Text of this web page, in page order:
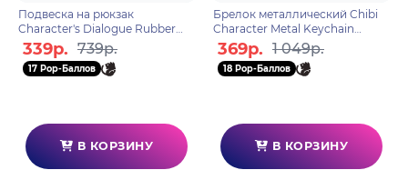
Подвеска на рюкзак
Character's Dialogue Rubber
Straps Hutao 6975213682777
339р. 739р.
17 Pop-Баллов
В КОРЗИНУ
Брелок металлический Chibi
Character Metal Keychain
Xiangling 6972957486302
369р. 1 049р.
18 Pop-Баллов
В КОРЗИНУ